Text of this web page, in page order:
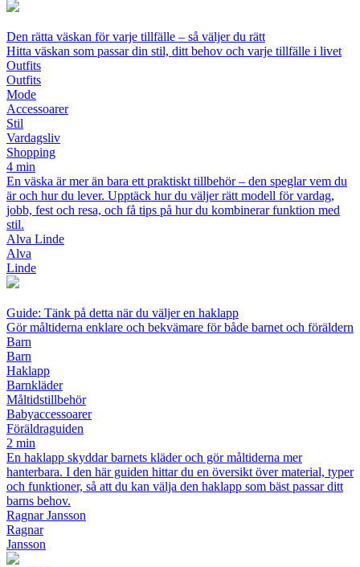
Den rätta väskan för varje tillfälle – så väljer du rätt
Hitta väskan som passar din stil, ditt behov och varje tillfälle i livet
Outfits
Outfits
Mode
Accessoarer
Stil
Vardagsliv
Shopping
4 min
En väska är mer än bara ett praktiskt tillbehör – den speglar vem du
är och hur du lever. Upptäck hur du väljer rätt modell för vardag,
jobb, fest och resa, och få tips på hur du kombinerar funktion med
stil.
Alva Linde
Alva
Linde
Guide: Tänk på detta när du väljer en haklapp
Gör måltiderna enklare och bekvämare för både barnet och föräldern
Barn
Barn
Haklapp
Barnkläder
Måltidstillbehör
Babyaccessoarer
Föräldraguiden
2 min
En haklapp skyddar barnets kläder och gör måltiderna mer
hanterbara. I den här guiden hittar du en översikt över material, typer
och funktioner, så att du kan välja den haklapp som bäst passar ditt
barns behov.
Ragnar Jansson
Ragnar
Jansson